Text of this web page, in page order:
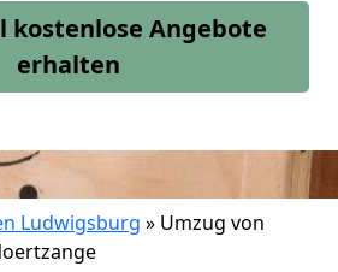
kostenlose Angebote
erhalten
Ludwigsburg » Umzug von